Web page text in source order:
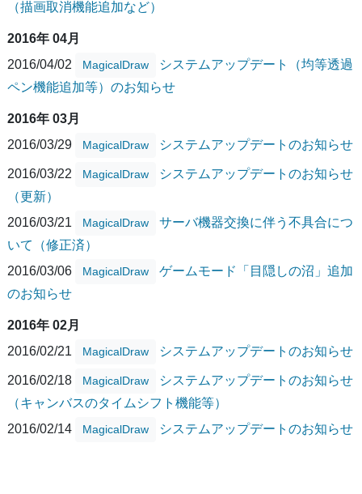
（描画取消機能追加など）
2016年 04月
2016/04/02
MagicalDraw
システムアップデート（均等透過
ペン機能追加等）のお知らせ
2016年 03月
2016/03/29
MagicalDraw システムアップデートのお知らせ
2016/03/22 MagicalDraw
システムアップデートのお知らせ
（更新）
2016/03/21
MagicalDraw
サーバ機器交換に伴う不具合につ
いて（修正済）
2016/03/06
MagicalDraw
ゲームモード「目隠しの沼」追加
のお知らせ
2016年 02月
2016/02/21
MagicalDraw システムアップデートのお知らせ
2016/02/18 MagicalDraw
システムアップデートのお知らせ
（キャンバスのタイムシフト機能等）
2016/02/14
MagicalDraw システムアップデートのお知らせ